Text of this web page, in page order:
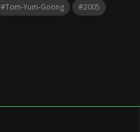
#Tom-Yum-Goong
#2005